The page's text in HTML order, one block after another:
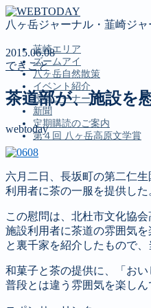
八ヶ岳ジャーナル・韮崎ジ
韮崎エリア
ズームアイ
八ヶ岳自然散策
イベント紹介
投稿コーナー
新聞
定期購読のご案内
第４回 八ヶ岳高原文学賞
MENU
ズームアイ
八ヶ岳自然散策
イベント紹介
新聞
定期購読のご案内
第４回 八ヶ岳高原文学賞
2015.06.08
できごと
茶道部が、施設を
webtoday
六月二日、長坂町の第二仁
利用者に茶の一服を提供した
この慰問は、北杜市文化協
施設利用者に茶道の雰囲気
と裏千家を紹介したもので
和菓子と茶の提供に、「おい
普段とは違う雰囲気を楽しん